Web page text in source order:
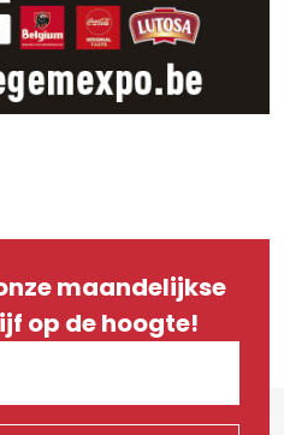
maandelijkse
op de hoogte!